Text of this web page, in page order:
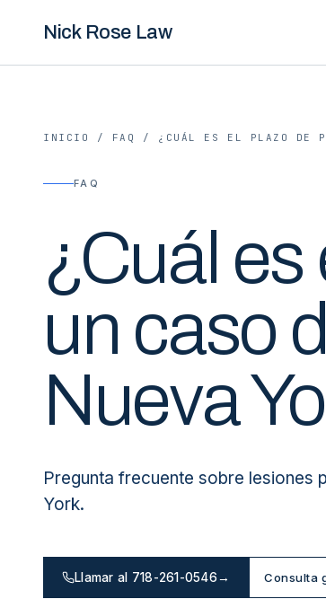
Nick Rose Law
INICIO / FAQ / ¿CUÁL ES EL PLAZO DE
FAQ
¿Cuál es
un caso
Nueva
Pregunta frecuente sobre lesiones
York.
Llamar al 718-261-0546→ Consulta